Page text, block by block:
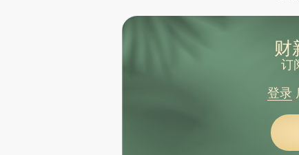
财
订
登录